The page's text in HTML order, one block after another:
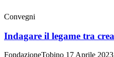
Convegni
Indagare il legame tra
FondazioneTobino 17 Aprile 2023